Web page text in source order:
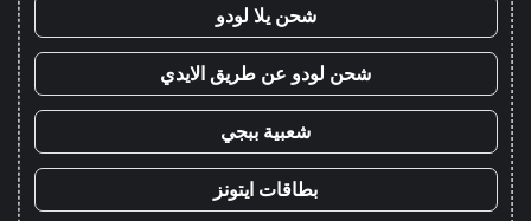
شحن يلا لودو
شحن لودو عن طريق الايدي
شعبية ببجي
بطاقات ايتونز